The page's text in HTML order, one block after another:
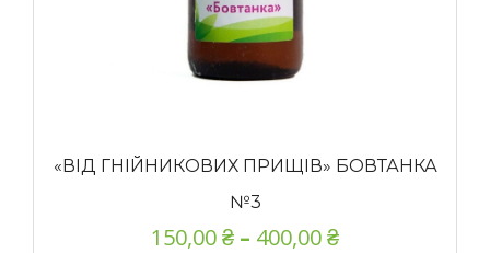
«ВІД ГНІЙНИКОВИХ ПРИЩІВ» БОВТАНКА
№3
150,00₴ – 400,00₴